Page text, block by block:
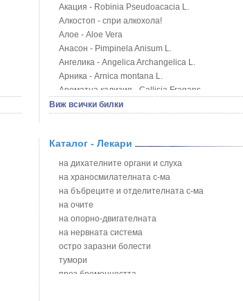
Акация - Robinia Pseudoacacia L.
Алкостоп - спри алкохола!
Алое - Aloe Vera
Анасон - Pimpinela Anisum L.
Ангелика - Angelica Archangelica L.
Арника - Arnica montana L.
Ароматна кализия - Callisia Fragans
Арония - Sorbus melanocorpa
Блатен аир - Acorus calamus L.
Блатен тъжник - Spirea ulmaria L.
Блян
Бобови шушулки - Phaseolus Vulgaris L.
Божур - Paeonia Decora
Борови връхчета - Pinus sylvestris
Босилек - Ocimum Basillicum
Брей - Tamus Communis
Брош - Rubia tinctorum L.
Бръшлян - Hedera helix L.
Виж всички билки
Каталог - Лекари
на дихателните органи и слуха
на храносмилателната с-ма
на бъбреците и отделителната с-ма
на очите
на опорно-двигателната
на нервната система
остро заразни болести
тумори
през бременността